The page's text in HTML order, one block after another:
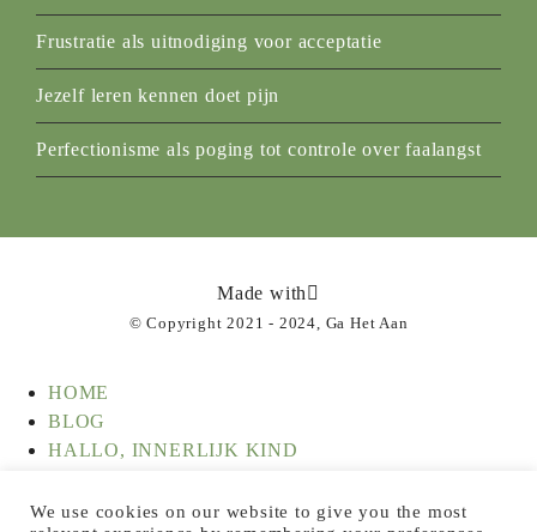
Frustratie als uitnodiging voor acceptatie
Jezelf leren kennen doet pijn
Perfectionisme als poging tot controle over faalangst
Made with
© Copyright 2021 - 2024, Ga Het Aan
HOME
BLOG
HALLO, INNERLIJK KIND
EERSTE HULP BIJ VEEL VOELEN
We use cookies on our website to give you the most